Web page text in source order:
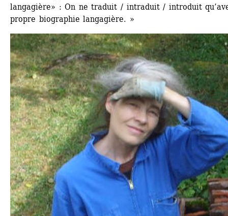
langagière» : On ne traduit / intraduit / introduit
propre biographie langagière. »